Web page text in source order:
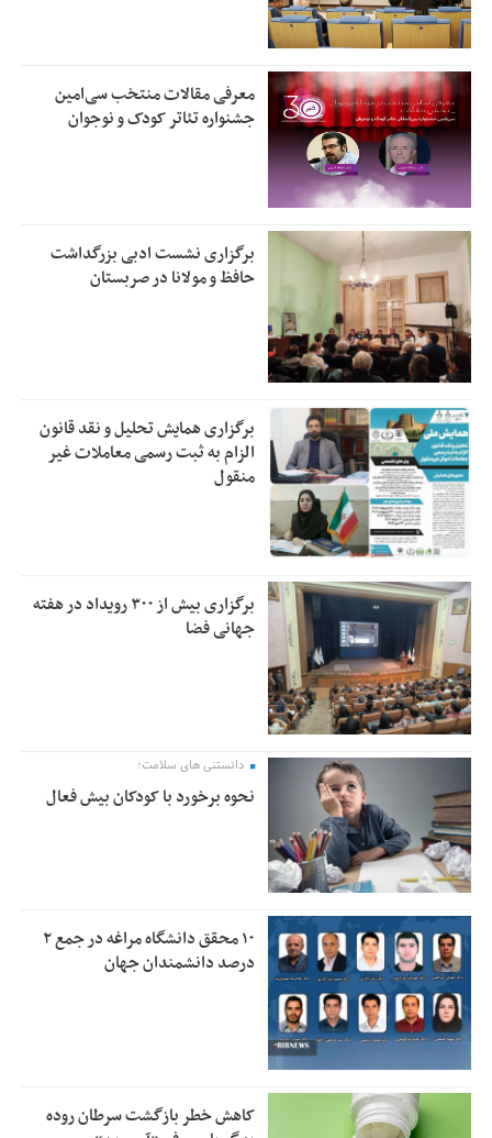
معرفی مقالات منتخب سی‌امین
جشنواره تئاتر کودک و نوجوان
برگزاری نشست ادبی بزرگداشت
حافظ و مولانا در صربستان
برگزاری همایش تحلیل و نقد قانون
الزام به ثبت رسمی معاملات غیر
منقول
برگزاری بیش از ۳۰۰ رویداد در هفته
جهانی فضا
دانستنی های سلامت؛
نحوه برخورد با کودکان بیش فعال
۱۰ محقق دانشگاه مراغه در جمع ۲
درصد دانشمندان جهان
کاهش خطر بازگشت سرطان روده